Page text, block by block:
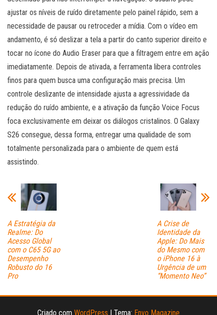
ajustar os níveis de ruído diretamente pelo painel rápido, sem a
necessidade de pausar ou retroceder a mídia. Com o vídeo em
andamento, é só deslizar a tela a partir do canto superior direito e
tocar no ícone do Audio Eraser para que a filtragem entre em ação
imediatamente. Depois de ativada, a ferramenta libera controles
finos para quem busca uma configuração mais precisa. Um
controle deslizante de intensidade ajusta a agressividade da
redução do ruído ambiente, e a ativação da função Voice Focus
foca exclusivamente em deixar os diálogos cristalinos. O Galaxy
S26 consegue, dessa forma, entregar uma qualidade de som
totalmente personalizada para o ambiente de quem está
assistindo.
A Estratégia da
Realme: Do
Acesso Global
com o C65 5G ao
Desempenho
Robusto do 16
Pro
A Crise de
Identidade da
Apple: Do Mais
do Mesmo com
o iPhone 16 à
Urgência de um
“Momento Neo”
Criado com WordPress | Tema: Envo Magazine